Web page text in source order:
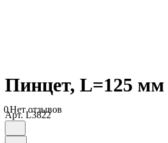
Пинцет, L=125 мм
0Нет отзывов
Арт.L3822